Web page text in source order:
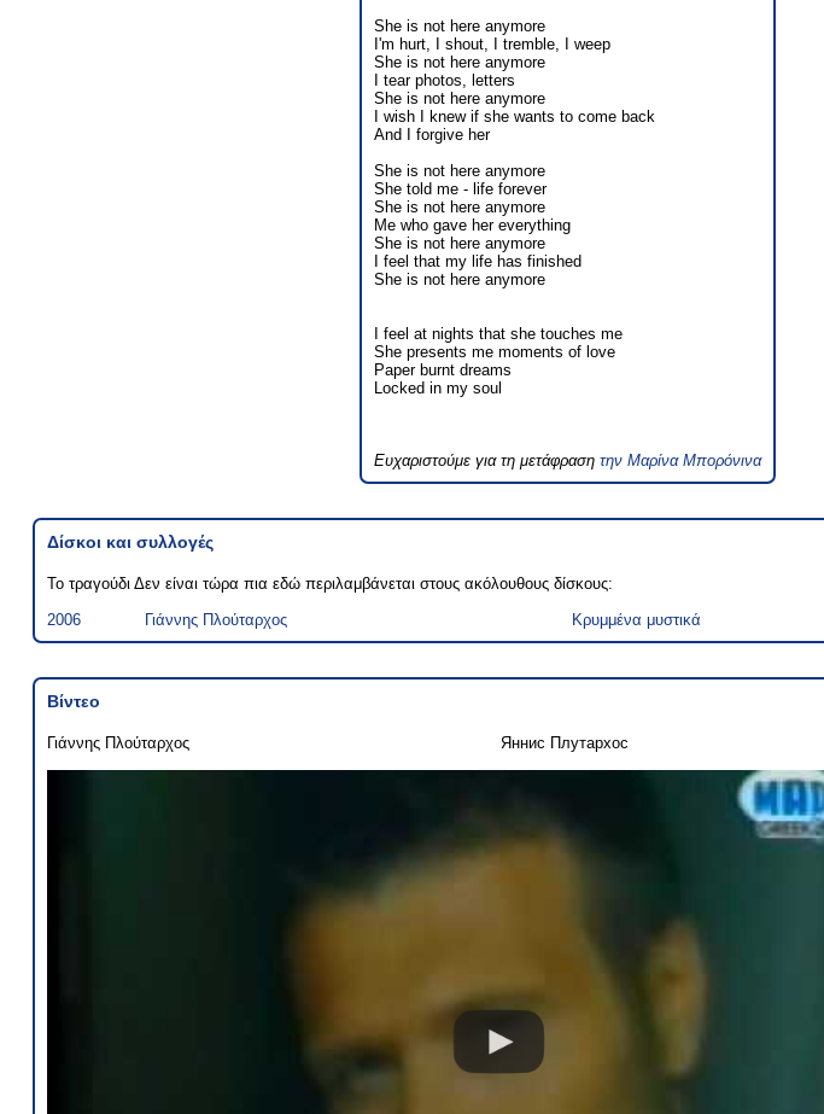
She is not here anymore
I'm hurt, I shout, I tremble, I weep
She is not here anymore
I tear photos, letters
She is not here anymore
I wish I knew if she wants to come back
And I forgive her
She is not here anymore
She told me - life forever
She is not here anymore
Me who gave her everything
She is not here anymore
I feel that my life has finished
She is not here anymore
I feel at nights that she touches me
She presents me moments of love
Paper burnt dreams
Locked in my soul
Ευχαριστούμε για τη μετάφρασητην Μαρίνα Μπορόνινα
Δίσκοι και συλλογές
Το τραγούδι Δεν είναι τώρα πια εδώ περιλαμβάνεται στους ακόλουθους δίσκους:
2006
Γιάννης Πλούταρχος Κρυμμένα μυστικά
Βίντεο
Γιάννης Πλούταρχος Яннис Плутархос